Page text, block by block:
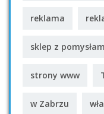
reklama
sklep z
strony www
w Zabrzu